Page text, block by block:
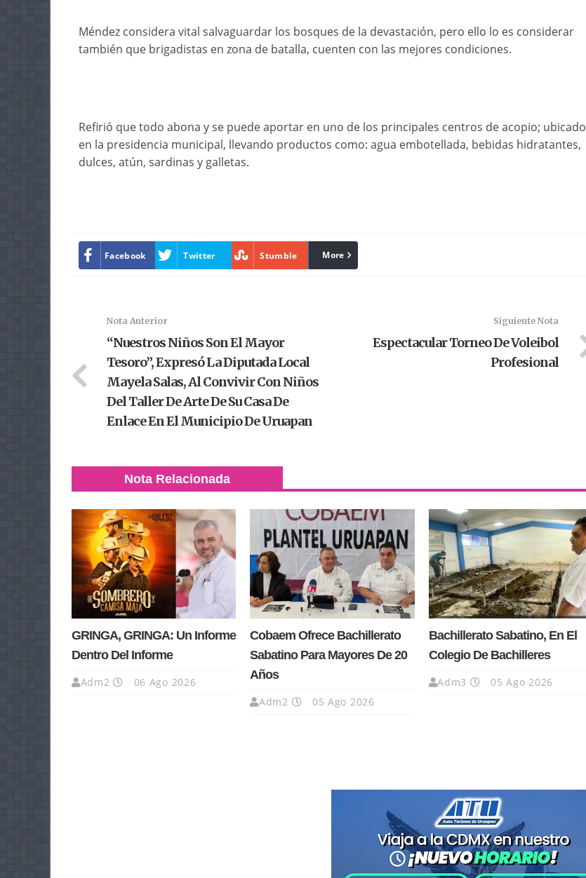
Méndez considera vital salvaguardar los bosques de la devastación, pero ello lo es considerar
también que brigadistas en zona de batalla, cuenten con las mejores condiciones.
Refirió que todo abona y se puede aportar en uno de los principales centros de acopio; ubicado
en la presidencia municipal, llevando productos como: agua embotellada, bebidas hidratantes,
dulces, atún, sardinas y galletas.
Facebook Twitter Stumble linkedin
More
Nota Anterior
“Nuestros Niños Son El Mayor
Tesoro”, Expresó La Diputada Local
Mayela Salas, Al Convivir Con Niños
Del Taller De Arte De Su Casa De
Enlace En El Municipio De Uruapan
Siguiente Nota
Espectacular Torneo De Voleibol
Profesional
Nota Relacionada
GRINGA, GRINGA: Un Informe
Dentro Del Informe
Adm2 06 Ago 2026
Cobaem Ofrece Bachillerato
Sabatino Para Mayores De 20
Años
Adm2 05 Ago 2026
Bachillerato Sabatino, En El
Colegio De Bachilleres
Adm3 05 Ago 2026